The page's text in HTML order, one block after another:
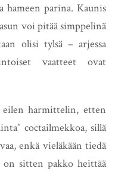
parina. Kaunis
voi pitää simppelinä
olisi tylsä – arjessa
vaatteet ovat
eilen harmittelin, etten
coctailmekkoa, sillä
enkä vieläkään tiedä
sitten pakko heittää